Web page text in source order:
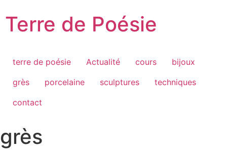
Terre de Poésie
terre de poésie Actualité cours
bijoux
grès
porcelaine sculptures
techniques
contact
grès